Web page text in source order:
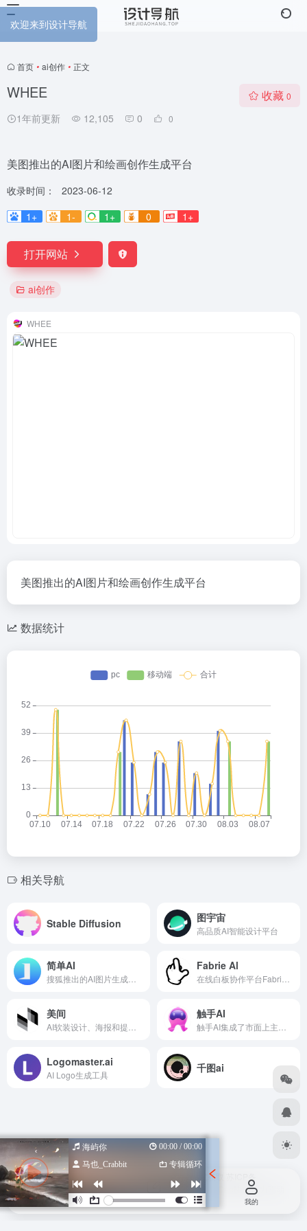
首页 • ai创作 • 正文
WHEE
1年前更新 12,105 0 0
收藏 0
美图推出的AI图片和绘画创作生成平台
收录时间：
2023-06-12
1+
1- 1+ 0 1+
打开网站
ai创作
WHEE
美图推出的AI图片和绘画创作生成平台
数据统计
相关导航
Stable Diffusion 图宇宙
高品质AI智能设计平台
简单AI Fabrie Al
美间 触手AI
Logomaster.ai
AI Logo生成工具
千图ai
Copyright © 2026 设计导航汇总-优质设计资源一站式获取
2022047798号
苏公网安备 32080102000318号 OneNav强力驱动
海屿你
00:00 / 00:00
马也_Crabbit
专辑循环
欢迎来到设计导航
首页 投稿 我的